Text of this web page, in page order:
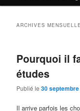
ARCHIVES
Pourquoi il
études
Publié le30
Il arrive parfois les